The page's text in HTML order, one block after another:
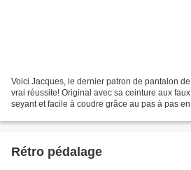
Voici Jacques, le dernier patron de pantalon
vrai réussite! Original avec sa ceinture aux
seyant et facile à coudre grâce au pas à pas
Rétro pédalage